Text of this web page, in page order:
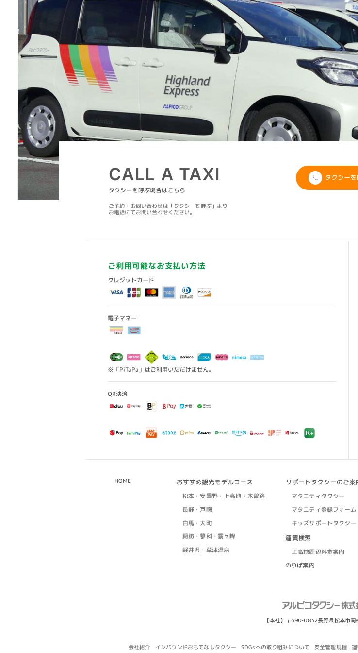
タクシーを呼ぶ場合はこちら
ご予約・お問い合わせは「タクシーを呼ぶ」より
お電話にてお問い合わせください。
CALL A TAXI タクシー
ご利用可能なお支払い方法
クレジットカード
電子マネー
※「PiTaPa」はご利用いただけません。
QR決済
HOME おすすめ観光モデルコース
松本・安曇野・上高地・木曽路
長野・戸隠
白馬・大町
諏訪・蓼科・霧ヶ峰
軽井沢・草津温泉
サポートタクシーのご案
マタニティタクシー
マタニティ登録フォーム
キッズサポートタクシー
運賃検索
上高地周辺料金案内
のりば案内
【本社】〒390-0832長野県松本市
会社紹介 インバウンドおもてなしタクシー SDGsへの取り組みについて 安全管理規程